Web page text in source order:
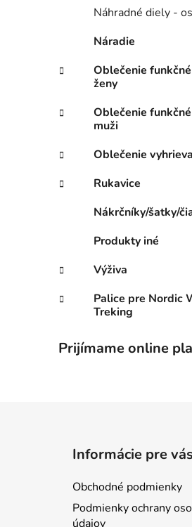
Náhradné diely -
Náradie
Oblečenie
ženy
Oblečenie
muži
Oblečenie
Rukavice
Nákrčníky/šatky/
Produkty iné
Výživa
Palice pre Nordic
Treking
Prijímame online
Informácie pre vás
Obchodné podmienky
Podmienky ochrany
údajov